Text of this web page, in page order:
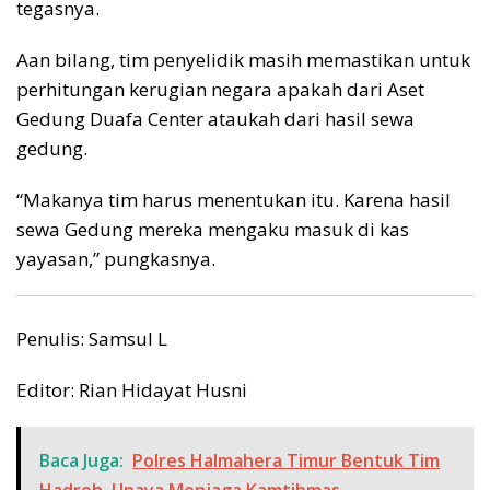
tegasnya.
Aan bilang, tim penyelidik masih memastikan untuk
perhitungan kerugian negara apakah dari Aset
Gedung Duafa Center ataukah dari hasil sewa
gedung.
“Makanya tim harus menentukan itu. Karena hasil
sewa Gedung mereka mengaku masuk di kas
yayasan,” pungkasnya.
Penulis: Samsul L
Editor: Rian Hidayat Husni
Baca Juga: Polres Halmahera Timur Bentuk Tim